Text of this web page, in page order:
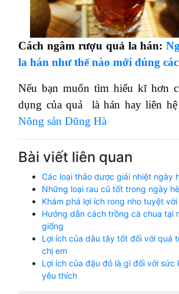
Cách ngâm rượu quả la hán:
la hán như thế nào mới đúng
Nếu bạn muốn tìm hiểu kĩ hơn
dụng của quả là hán hay liên
Nông sản Dũng Hà
Bài viết liên quan
Các loại thảo dược giải nhiệt ngày
Những loại rau củ tốt trong ngày
Khám phá lợi ích rong nho tuyệt vời
Hướng dẫn cách trồng cà chua tại
giống
Lợi ích của dâu tây tốt đối với quá
chị em
Lợi ích của đậu đỏ là gì đối với sức
yêu thích